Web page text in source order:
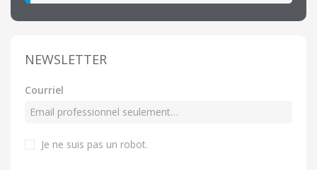
NEWSLETTER
Courriel
Je ne suis pas un robot.